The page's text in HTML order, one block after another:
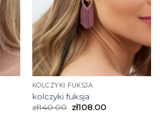
KOLCZYKI FUKSJA
kolczyki fuksja
zł140.00 zł108.00